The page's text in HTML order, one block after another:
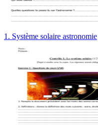
1. Système solaire astronomie